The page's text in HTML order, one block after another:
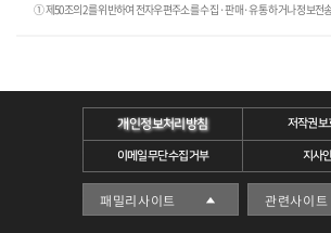
① 제50조의 2를 위반하여 전자우편주소를 수집 ·판매·유통 하거나 정보전
개인정보처리방침 저작권보
이메일무단수집거부 지사